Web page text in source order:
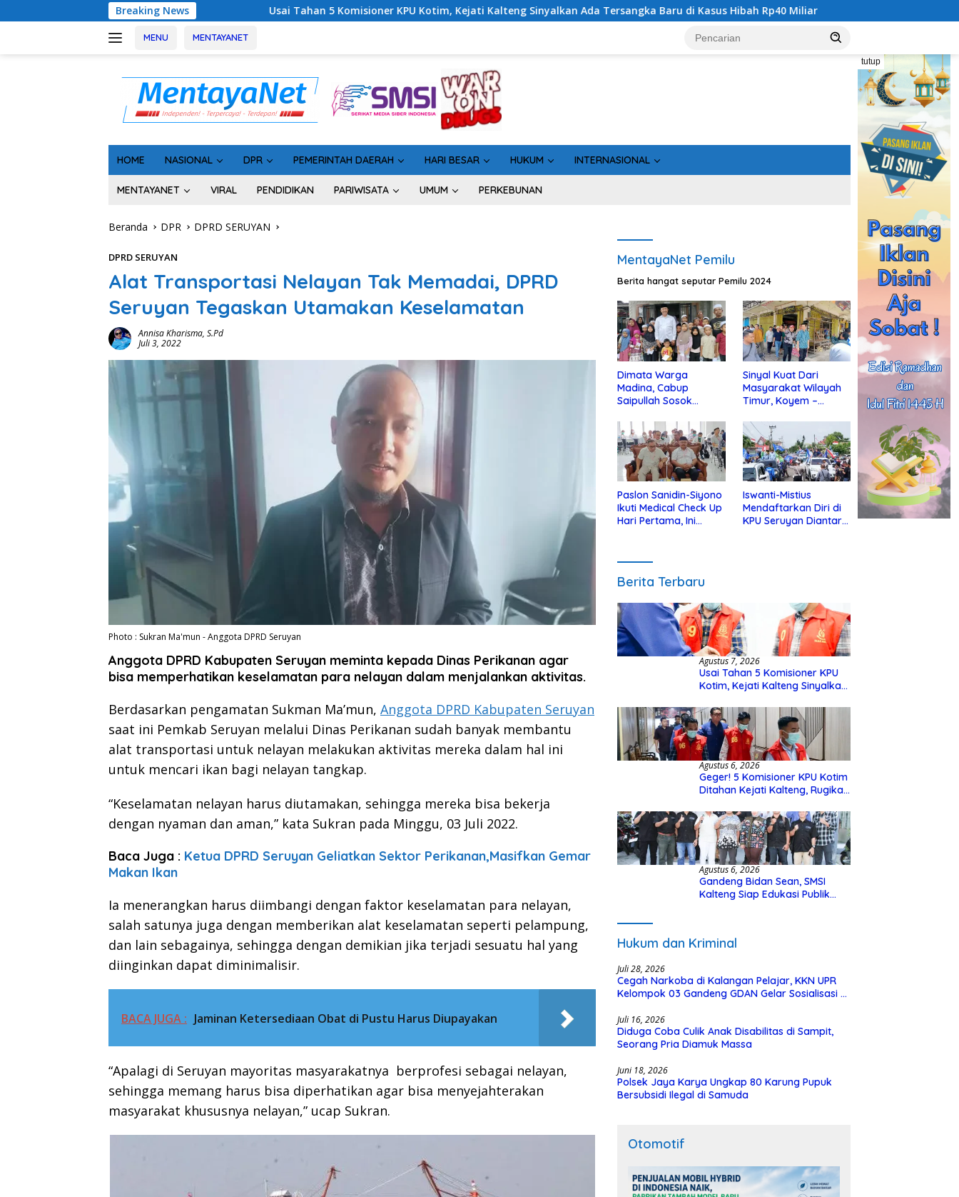
ke
Breaking News
Usai Tahan 5 Komisioner KPU Kotim, Kejati Kalteng Sinyalkan Ada Tersangka Baru di Kasus Hibah Rp40 Miliar Geger! 5 Komisioner KPU Kotim Ditahan Kejati
MENU MENTAYANET
tutup
HOME NASIONAL DPR PEMERINTAH DAERAH HARI BESAR HUKUM INTERNASIONAL
MENTAYANET VIRAL PENDIDIKAN PARIWISATA UMUM PERKEBUNAN
Beranda DPR DPRD SERUYAN
DPRD SERUYAN
Alat Transportasi Nelayan Tak Memadai, DPRD
Seruyan Tegaskan Utamakan Keselamatan
Annisa Kharisma, S.Pd
Juli 3, 2022
Photo : Sukran Ma'mun - Anggota DPRD Seruyan
Anggota DPRD Kabupaten Seruyan meminta kepada Dinas Perikanan agar
bisa memperhatikan keselamatan para nelayan dalam menjalankan aktivitas.
Berdasarkan pengamatan Sukman Ma’mun, Anggota DPRD Kabupaten Seruyan
saat ini Pemkab Seruyan melalui Dinas Perikanan sudah banyak membantu
alat transportasi untuk nelayan melakukan aktivitas mereka dalam hal ini
untuk mencari ikan bagi nelayan tangkap.
“Keselamatan nelayan harus diutamakan, sehingga mereka bisa bekerja
dengan nyaman dan aman,” kata Sukran pada Minggu, 03 Juli 2022.
Baca Juga : Ketua DPRD Seruyan Geliatkan Sektor Perikanan,Masifkan Gemar
Makan Ikan
Ia menerangkan harus diimbangi dengan faktor keselamatan para nelayan,
salah satunya juga dengan memberikan alat keselamatan seperti pelampung,
dan lain sebagainya, sehingga dengan demikian jika terjadi sesuatu hal yang
diinginkan dapat diminimalisir.
BACA JUGA : Jaminan Ketersediaan Obat di Pustu Harus Diupayakan
“Apalagi di Seruyan mayoritas masyarakatnya berprofesi sebagai nelayan,
sehingga memang harus bisa diperhatikan agar bisa menyejahterakan
masyarakat khususnya nelayan,” ucap Sukran.
MentayaNet Pemilu
Berita hangat seputar Pemilu 2024
Dimata Warga
Madina, Cabup
Saipullah Sosok
Anak Yatim
Sinyal Kuat Dari
Masyarakat Wilayah
Timur, Koyem –
di Kotim
Paslon Sanidin-Siyono
Ikuti Medical Check Up
Hari Pertama, Ini
Iswanti-Mistius
Mendaftarkan Diri di
KPU Seruyan Diantar
Berita Terbaru
Agustus 7, 2026
Usai Tahan 5 Komisioner KPU
Kotim, Kejati Kalteng Sinyalkan
Hibah Rp40 Miliar
Agustus 6, 2026
Geger! 5 Komisioner KPU Kotim
Ditahan Kejati Kalteng, Rugikan
Hibah Rp40 Miliar
Agustus 6, 2026
Gandeng Bidan Sean, SMSI
Kalteng Siap Edukasi Publik
Hukum dan Kriminal
Juli 28, 2026
Cegah Narkoba di Kalangan Pelajar, KKN UPR
Kelompok 03 Gandeng GDAN Gelar Sosialisasi di
Juli 16, 2026
Diduga Coba Culik Anak Disabilitas di Sampit,
Seorang Pria Diamuk Massa
Juni 18, 2026
Polsek Jaya Karya Ungkap 80 Karung Pupuk
Bersubsidi Ilegal di Samuda
Otomotif